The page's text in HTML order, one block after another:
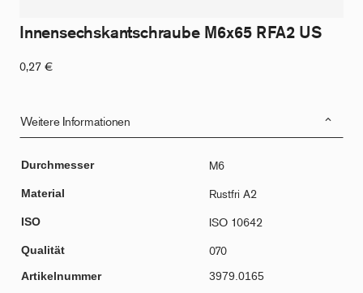
Innensechskantschraube M6x65 RFA2 US
0,27 €
Weitere Informationen
Durchmesser M6
Material Rustfri A2
ISO ISO 10642
Qualität 070
Artikelnummer 3979.0165